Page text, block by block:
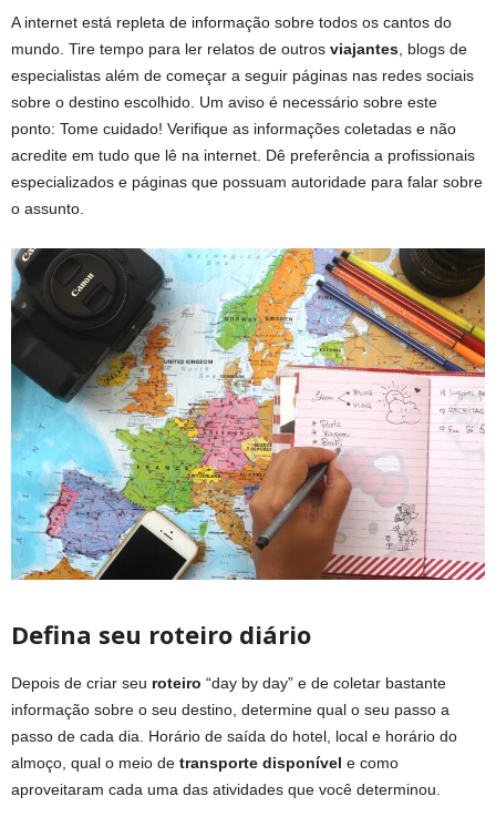
A internet está repleta de informação sobre todos os cantos do
mundo. Tire tempo para ler relatos de outros viajantes , blogs de
especialistas além de começar a seguir páginas nas redes sociais
sobre o destino escolhido. Um aviso é necessário sobre este
ponto: Tome cuidado! Verifique as informações coletadas e não
acredite em tudo que lê na internet. Dê preferência a profissionais
especializados e páginas que possuam autoridade para falar sobre
o assunto.
Defina seu roteiro diário
Depois de criar seu roteiro “day by day” e de coletar bastante
informação sobre o seu destino, determine qual o seu passo a
passo de cada dia. Horário de saída do hotel, local e horário do
almoço, qual o meio de transporte disponível e como
aproveitaram cada uma das atividades que você determinou.